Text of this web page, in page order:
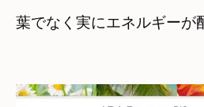
葉でなく実にエネルギーが